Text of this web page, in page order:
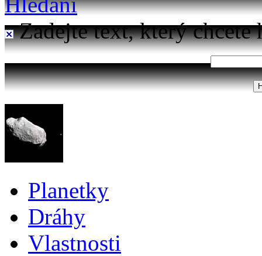
Zadejte text, který chcete
Planetky
Dráhy
Vlastnosti